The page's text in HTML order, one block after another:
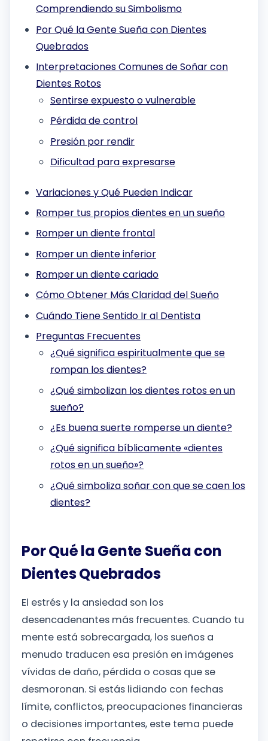
Comprendiendo su Simbolismo
Por Qué la Gente Sueña con Dientes
Quebrados
Interpretaciones Comunes de Soñar con
Dientes Rotos
Sentirse expuesto o vulnerable
Pérdida de control
Presión por rendir
Dificultad para expresarse
Variaciones y Qué Pueden Indicar
Romper tus propios dientes en un sueño
Romper un diente frontal
Romper un diente inferior
Romper un diente cariado
Cómo Obtener Más Claridad del Sueño
Cuándo Tiene Sentido Ir al Dentista
Preguntas Frecuentes
¿Qué significa espiritualmente que se
rompan los dientes?
¿Qué simbolizan los dientes rotos en un
sueño?
¿Es buena suerte romperse un diente?
¿Qué significa bíblicamente «dientes
rotos en un sueño»?
¿Qué simboliza soñar con que se caen los
dientes?
Por Qué la Gente Sueña con
Dientes Quebrados
El estrés y la ansiedad son los
desencadenantes más frecuentes. Cuando tu
mente está sobrecargada, los sueños a
menudo traducen esa presión en imágenes
vívidas de daño, pérdida o cosas que se
desmoronan. Si estás lidiando con fechas
límite, conflictos, preocupaciones financieras
o decisiones importantes, este tema puede